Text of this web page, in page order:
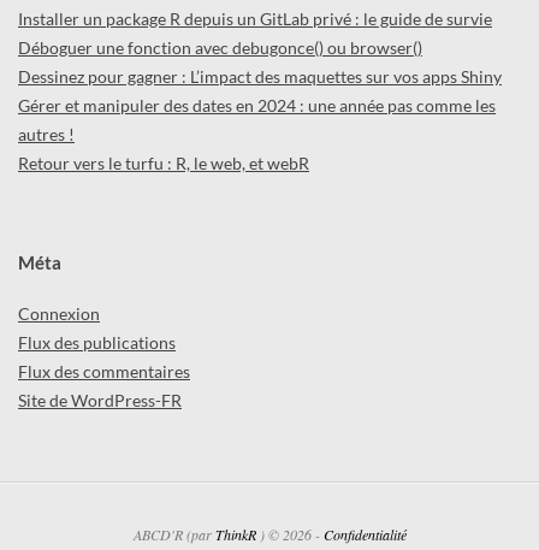
Installer un package R depuis un GitLab privé : le guide de survie
Déboguer une fonction avec debugonce() ou browser()
Dessinez pour gagner : L’impact des maquettes sur vos apps Shiny
Gérer et manipuler des dates en 2024 : une année pas comme les
autres !
Retour vers le turfu : R, le web, et webR
Méta
Connexion
Flux des publications
Flux des commentaires
Site de WordPress-FR
ABCD'R (parThinkR) © 2026 -Confidentialité